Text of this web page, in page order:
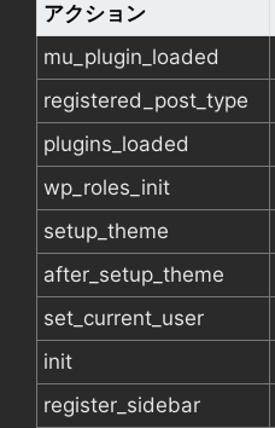
アクション
mu_plugin_loaded
registered_post_type
plugins_loaded
wp_roles_init
setup_theme
after_setup_theme
set_current_user
init
register_sidebar